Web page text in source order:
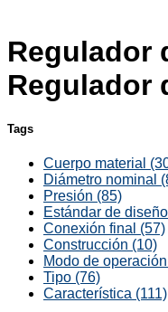
Regulador
Regulador
Tags
Cuerpo material
Diámetro nominal
Presión (85)
Estándar de
Conexión final (57)
Construcción (10)
Modo de
Tipo (76)
Característica (111)